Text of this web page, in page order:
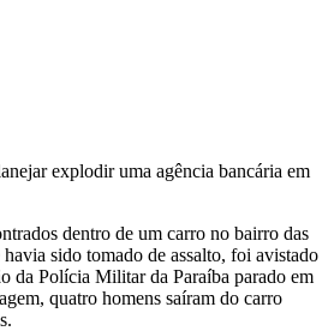
explodir uma agência bancária em
dentro de um carro no bairro das
sido tomado de assalto, foi avistado
da Polícia Militar da Paraíba parado em
quatro homens saíram do carro